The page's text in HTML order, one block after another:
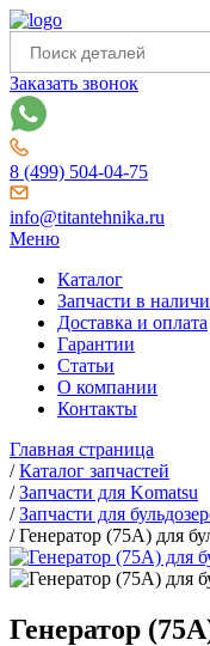
Заказать звонок
8 (499) 504-04-75
info@titantehnika.ru
Меню
Каталог
Запчасти в
Доставка и оплата
Гарантии
Статьи
О компании
Контакты
Главная страница
/Каталог запчастей
/Запчасти для Komatsu
/Запчасти для
/Генератор (75А) для
Генератор